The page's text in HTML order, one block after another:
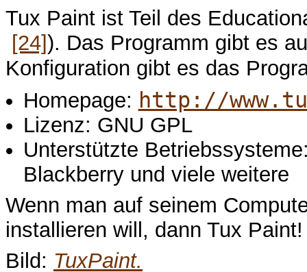
Tux Paint ist Teil des
[24]). Das Programm gibt es
Konfiguration gibt es das
Homepage: http://
Lizenz: GNU GPL
Unterstützte
Blackberry und viele weitere
Wenn man auf seinem
installieren will, dann Tux Paint!
Bild: TuxPaint.